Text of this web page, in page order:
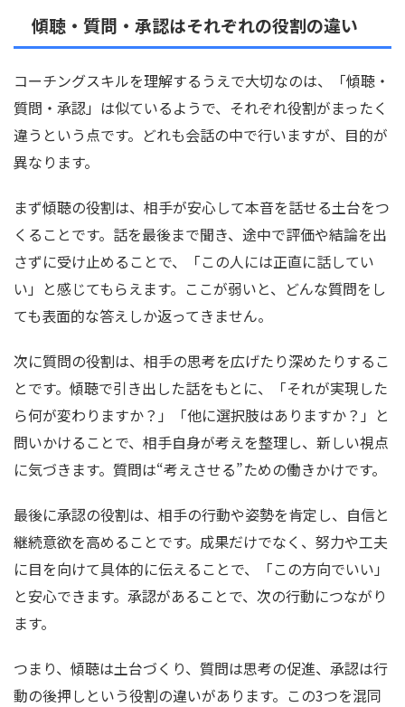
傾聴・質問・承認はそれぞれの役割の違い
コーチングスキルを理解するうえで大切なのは、「傾聴・
質問・承認」は似ているようで、それぞれ役割がまったく
違うという点です。どれも会話の中で行いますが、目的が
異なります。
まず傾聴の役割は、相手が安心して本音を話せる土台をつ
くることです。話を最後まで聞き、途中で評価や結論を出
さずに受け止めることで、「この人には正直に話してい
い」と感じてもらえます。ここが弱いと、どんな質問をし
ても表面的な答えしか返ってきません。
次に質問の役割は、相手の思考を広げたり深めたりするこ
とです。傾聴で引き出した話をもとに、「それが実現した
ら何が変わりますか？」「他に選択肢はありますか？」と
問いかけることで、相手自身が考えを整理し、新しい視点
に気づきます。質問は“考えさせる”ための働きかけです。
最後に承認の役割は、相手の行動や姿勢を肯定し、自信と
継続意欲を高めることです。成果だけでなく、努力や工夫
に目を向けて具体的に伝えることで、「この方向でいい」
と安心できます。承認があることで、次の行動につながり
ます。
つまり、傾聴は土台づくり、質問は思考の促進、承認は行
動の後押しという役割の違いがあります。この3つを混同